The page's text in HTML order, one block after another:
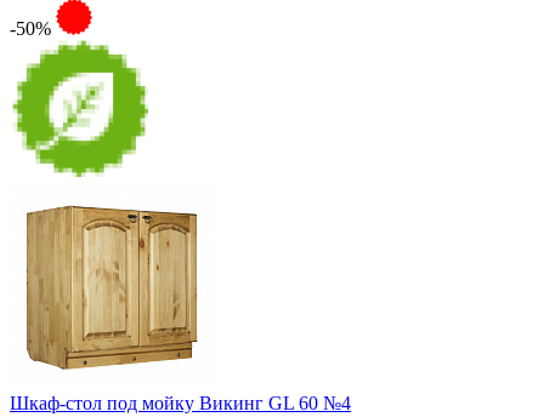
-50%
Шкаф-стол под мойку Викинг GL 60 №4